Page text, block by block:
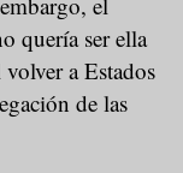
quería ser ella
a Estados
de las